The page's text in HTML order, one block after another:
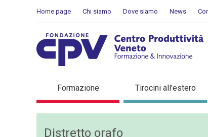
Home page Chi siamo Dove siamo News
Distretto orafo
Formazione Tirocini all'estero
Distretto orafo